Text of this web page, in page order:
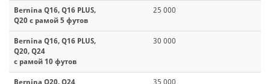
Bernina Q16, Q16 PLUS,
Q20 с рамой 5 футов
25 000
Bernina Q16, Q16 PLUS,
Q20, Q24
с рамой 10 футов
30 000
Bernina Q20, Q24
35 000